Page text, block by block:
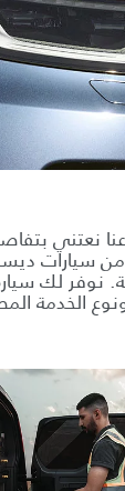
نعتني
من سيارات
نوفر لك
الخدمة